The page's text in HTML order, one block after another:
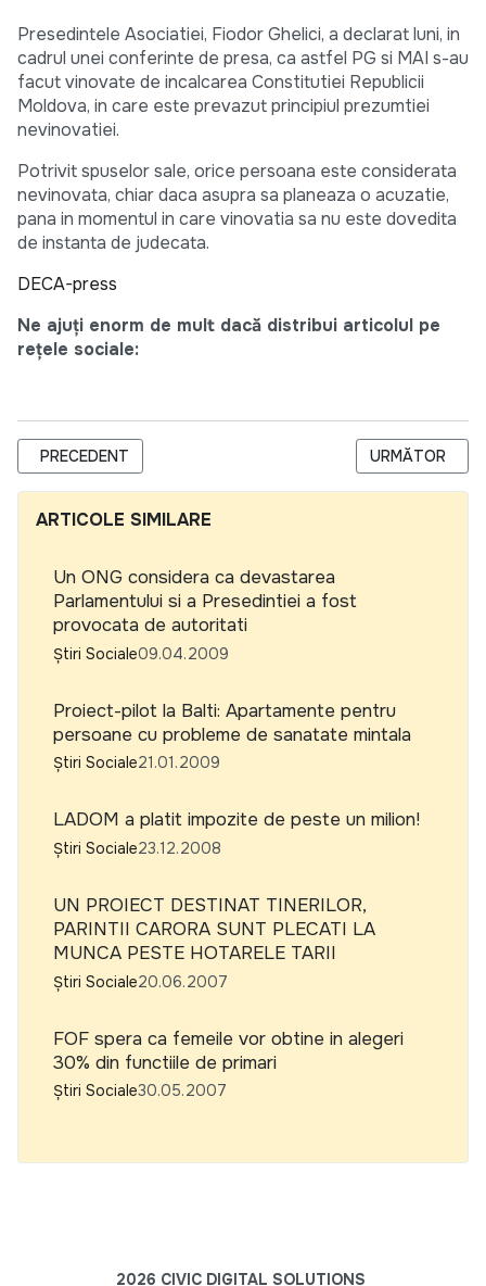
Presedintele Asociatiei, Fiodor Ghelici, a declarat luni, in
cadrul unei conferinte de presa, ca astfel PG si MAI s-au
facut vinovate de incalcarea Constitutiei Republicii
Moldova, in care este prevazut principiul prezumtiei
nevinovatiei.
Potrivit spuselor sale, orice persoana este considerata
nevinovata, chiar daca asupra sa planeaza o acuzatie,
pana in momentul in care vinovatia sa nu este dovedita
de instanta de judecata.
DECA-press
Ne ajuți enorm de mult dacă distribui articolul pe
rețele sociale:
ARTICOL PRECEDENT: MEMBRII API DECLARA CA VOR
PRECEDENT ARTICOLUL
URMĂTOR
ARTICOLE SIMILARE
Un ONG considera ca devastarea
Parlamentului si a Presedintiei a fost
provocata de autoritati
Știri Sociale09.04.2009
Proiect-pilot la Balti: Apartamente pentru
persoane cu probleme de sanatate mintala
Știri Sociale21.01.2009
LADOM a platit impozite de peste un milion!
Știri Sociale23.12.2008
UN PROIECT DESTINAT TINERILOR,
PARINTII CARORA SUNT PLECATI LA
MUNCA PESTE HOTARELE TARII
Știri Sociale20.06.2007
FOF spera ca femeile vor obtine in alegeri
30% din functiile de primari
Știri Sociale30.05.2007
2026 CIVIC DIGITAL SOLUTIONS